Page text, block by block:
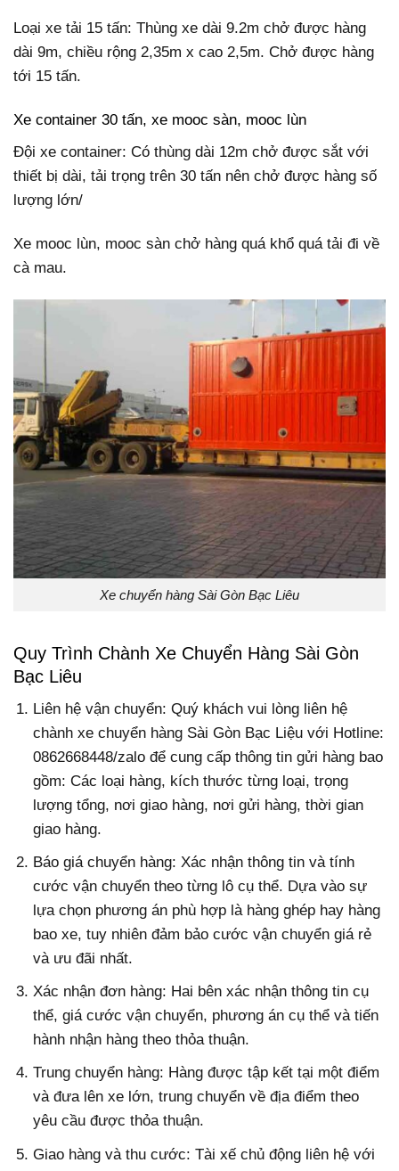
Loại xe tải 15 tấn: Thùng xe dài 9.2m chở được hàng
dài 9m, chiều rộng 2,35m x cao 2,5m. Chở được hàng
tới 15 tấn.
Xe container 30 tấn, xe mooc sàn, mooc lùn
Đội xe container: Có thùng dài 12m chở được sắt với
thiết bị dài, tải trọng trên 30 tấn nên chở được hàng số
lượng lớn/
Xe mooc lùn, mooc sàn chở hàng quá khổ quá tải đi về
cà mau.
Xe chuyển hàng Sài Gòn Bạc Liêu
Quy Trình Chành Xe Chuyển Hàng Sài Gòn
Bạc Liêu
Liên hệ vận chuyển: Quý khách vui lòng liên hệ
chành xe chuyển hàng Sài Gòn Bạc Liệu với Hotline:
0862668448/zalo để cung cấp thông tin gửi hàng bao
gồm: Các loại hàng, kích thước từng loại, trọng
lượng tổng, nơi giao hàng, nơi gửi hàng, thời gian
giao hàng.
Báo giá chuyển hàng: Xác nhận thông tin và tính
cước vận chuyển theo từng lô cụ thể. Dựa vào sự
lựa chọn phương án phù hợp là hàng ghép hay hàng
bao xe, tuy nhiên đảm bảo cước vận chuyển giá rẻ
và ưu đãi nhất.
Xác nhận đơn hàng: Hai bên xác nhận thông tin cụ
thể, giá cước vận chuyển, phương án cụ thể và tiến
hành nhận hàng theo thỏa thuận.
Trung chuyển hàng: Hàng được tập kết tại một điểm
và đưa lên xe lớn, trung chuyển về địa điểm theo
yêu cầu được thỏa thuận.
Giao hàng và thu cước: Tài xế chủ động liên hệ với